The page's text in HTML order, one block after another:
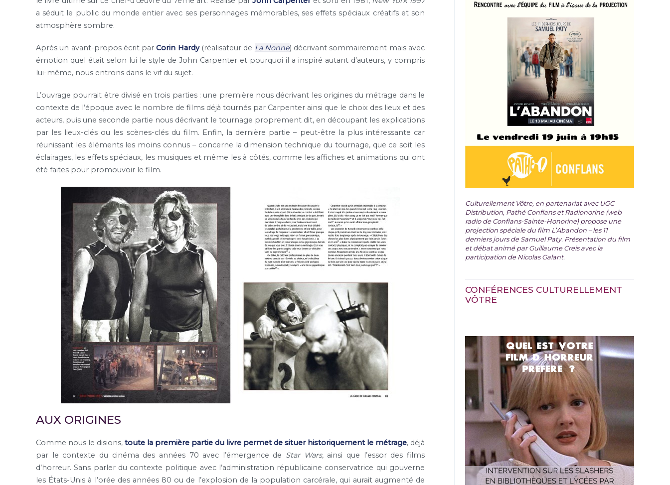
a séduit le public du monde entier avec ses personnages mémorables, ses effets spéciaux créatifs et son
atmosphère sombre.
Après un avant-propos écrit parCorin Hardy(réalisateur de La Nonne) décrivant sommairement mais avec
émotion quel était selon lui le style de John Carpenter et pourquoi il a inspiré autant d’auteurs, y compris
lui-même, nous entrons dans le vif du sujet.
L’ouvrage pourrait être divisé en trois parties : une première nous décrivant les origines du métrage dans le
contexte de l’époque avec le nombre de films déjà tournés par Carpenter ainsi que le choix des lieux et des
acteurs, puis une seconde partie nous décrivant le tournage proprement dit, en découpant les explications
par les lieux-clés ou les scènes-clés du film. Enfin, la dernière partie – peut-être la plus intéressante car
réunissant les éléments les moins connus – concerne la dimension technique du tournage, que ce soit les
éclairages, les effets spéciaux, les musiques et même les à côtés, comme les affiches et animations qui ont
été faites pour promouvoir le film.
AUX ORIGINES
Comme nous le disions, toute la première partie du livre permet de situer historiquement le métrage, déjà
par le contexte du cinéma des années 70 avec l’émergence de Star Wars, ainsi que l’essor des films
d’horreur. Sans parler du contexte politique avec l’administration républicaine conservatrice qui gouverne
les États-Unis à l’orée des années 80 ou de l’explosion de la population carcérale, qui aurait augmenté de
Culturellement Vôtre, en partenariat avec UGC
Distribution, Pathé Conflans et Radionorine (web
radio de Conflans-Sainte-Honorine) propose une
projection spéciale du film L’Abandon – les 11
derniers jours de Samuel Paty. Présentation du film
et débat animé par Guillaume Creis avec la
participation de Nicolas Galant.
CONFÉRENCES CULTURELLEMENT
VÔTRE